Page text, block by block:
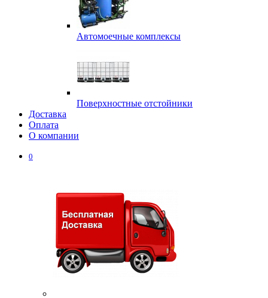
Автомоечные комплексы
Поверхностные отстойники
Доставка
Оплата
О компании
0